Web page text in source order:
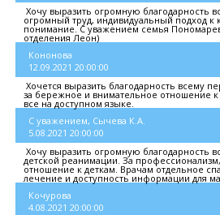
Хочу выразить огромную благодарность
огромный труд, индивидуальный подход к
понимание. С уважением семья
отделения Леон)
Кононова
12.09.2021 20:00:00
Хочется выразить благодарность всему
за бережное и внимательное отношение
все на доступном языке.
С уважением, Сычева К.А.
5.08.2021 20:00:00
Хочу выразить огромную благодарность
детской реанимации. За
отношение к деткам. Врачам отдельное
лечение и доступность информации для
Кочурова
4.08.2021 20:00:00